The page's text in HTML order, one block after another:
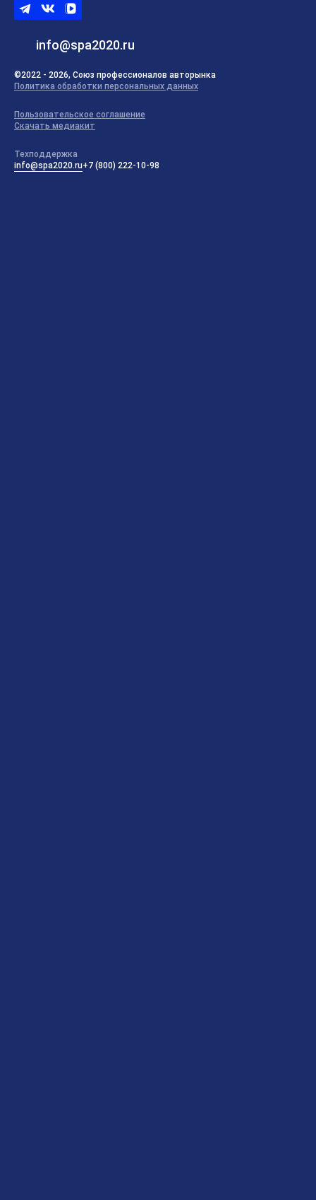
info@spa2020.ru
TelegramВКонтакте
ВК
©2022 - 2026, Союз профессионалов авторынка
Политика обработки персональных данных
Пользовательское соглашение
Скачать медиакит
Техподдержка
info@spa2020.ru+7 (800) 222-10-98